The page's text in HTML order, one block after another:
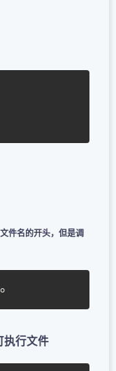
件名的开头，但是调
执行文件